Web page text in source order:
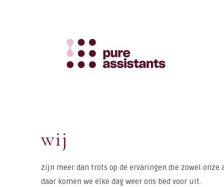
wij
zijn meer dan trots op de ervaringen die zowel onze
daar komen we elke dag weer ons bed voor uit.